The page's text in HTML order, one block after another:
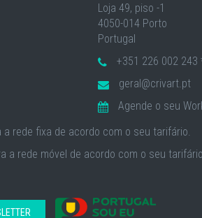
Loja 49, piso -1
4050-014 Porto
Portugal
+351 226 002 243
geral@crivart.pt
Agende o seu
rede fixa de acordo com o seu tarifário.
a rede móvel de acordo com o seu